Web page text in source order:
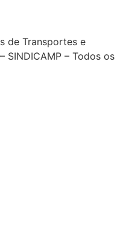
de Transportes e
SINDICAMP – Todos os